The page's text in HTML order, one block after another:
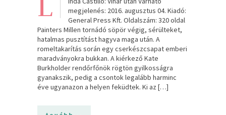
L
megjelenés: 2016. augusztus 04. Kiadó:
General Press Kft. Oldalszám: 320 oldal
Painters Millen tornádó söpör végig, sérülteket,
hatalmas pusztítást hagyva maga után. A
romeltakarítás során egy cserkészcsapat emberi
maradványokra bukkan. A kiérkező Kate
Burkholder rendőrfőnök rögtön gyilkosságra
gyanakszik, pedig a csontok legalább harminc
éve ugyanazon a helyen feküdtek. Ki az […]